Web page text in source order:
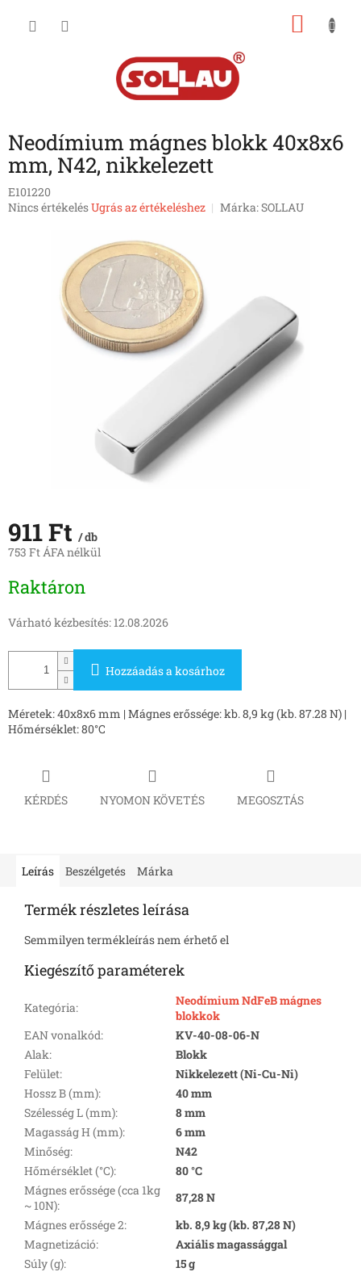
Neodímium mágnes blokk 40x8x6
mm, N42, nikkelezett
E101220
A
Nincs értékelésUgrás az értékeléshez Márka:SOLLAU
911 Ft / db
753 Ft ÁFA nélkül
Raktáron
Várható kézbesítés: 12.08.2026
Hozzáadás a kosárhoz
Méretek: 40x8x6 mm | Mágnes erőssége: kb. 8,9 kg (kb. 87.28 N) |
Hőmérséklet: 80°C
KÉRDÉS NYOMON KÖVETÉS MEGOSZTÁS
Leírás Beszélgetés Márka
Termék részletes leírása
Semmilyen termékleírás nem érhető el
Kiegészítő paraméterek
Kategória:
Neodímium NdFeB mágnes
blokkok
EAN vonalkód:
KV-40-08-06-N
Alak:
Blokk
Felület:
Nikkelezett (Ni-Cu-Ni)
Hossz B (mm):
40 mm
Szélesség L (mm):
8 mm
Magasság H (mm):
6 mm
Minőség:
N42
Hőmérséklet (°C):
80 °C
Mágnes erőssége (cca 1kg
~ 10N):
87,28 N
Mágnes erőssége 2:
kb. 8,9 kg (kb. 87,28 N)
Magnetizáció:
Axiális magassággal
Súly (g):
15 g